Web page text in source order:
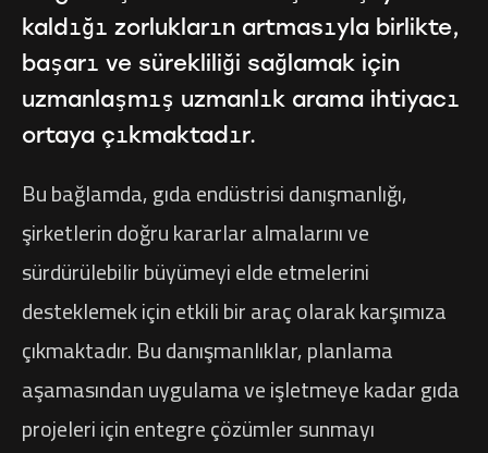
kaldığı zorlukların artmasıyla birlikte,
başarı ve sürekliliği sağlamak için
uzmanlaşmış uzmanlık arama ihtiyacı
ortaya çıkmaktadır.
Bu bağlamda, gıda endüstrisi danışmanlığı,
şirketlerin doğru kararlar almalarını ve
sürdürülebilir büyümeyi elde etmelerini
desteklemek için etkili bir araç olarak karşımıza
çıkmaktadır. Bu danışmanlıklar, planlama
aşamasından uygulama ve işletmeye kadar gıda
projeleri için entegre çözümler sunmayı